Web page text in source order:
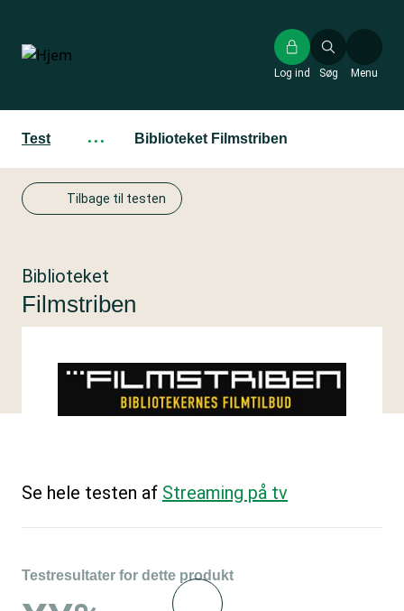
hovedindhold
Søg
Log ind Menu
Test ··· Biblioteket Filmstriben
Tilbage til testen
Biblioteket
Filmstriben
Se hele testen af Streaming på tv
Testresultater for dette produkt